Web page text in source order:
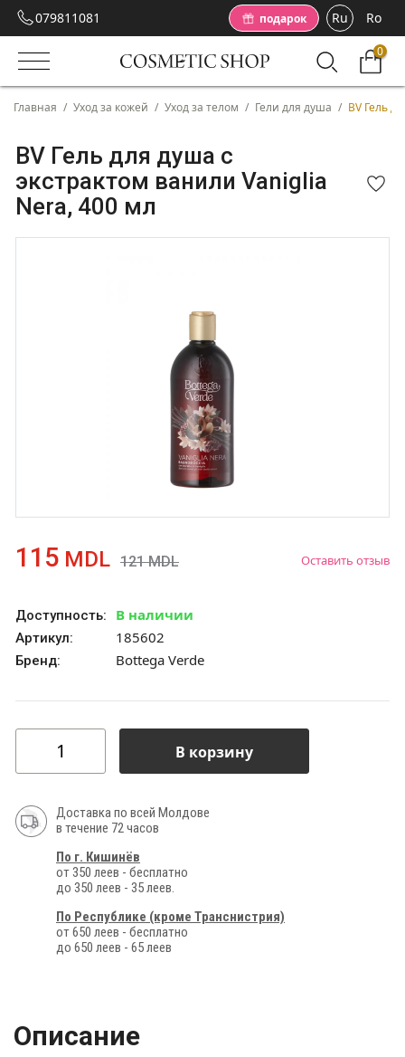
079811081 подарок Ru Ro
0
Главная / Уход за кожей / Уход за телом / Гели для душа / BV Гель
BV Гель для душа с
экстрактом ванили Vaniglia
Nera, 400 мл
115 MDL 121MDL Оставить отзыв
Доступность: В наличии
Артикул: 185602
Бренд: Bottega Verde
В корзину
Доставка по всей Молдове
в течение 72 часов
По г. Кишинёв
от 350 леев - бесплатно
до 350 леев - 35 леев.
По Республике (кроме Транснистрия)
от 650 леев - бесплатно
до 650 леев - 65 леев
Описание